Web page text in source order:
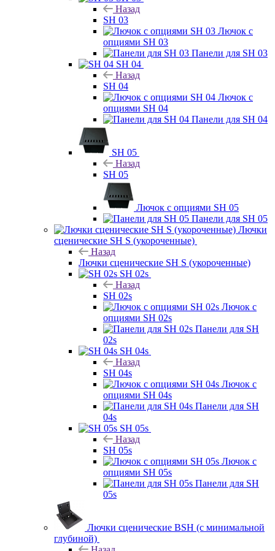
Назад
SH 03
Лючок с
опциями SH 03
Панели для SH 03
SH 04
Назад
SH 04
Лючок с
опциями SH 04
Панели для SH 04
SH 05
Назад
SH 05
Лючок с опциями SH 05
Панели для SH 05
Лючки
сценические SH S (укороченные)
Назад
Лючки сценические SH S (укороченные)
SH 02s
Назад
SH 02s
Лючок с
опциями SH 02s
Панели для SH
02s
SH 04s
Назад
SH 04s
Лючок с
опциями SH 04s
Панели для SH
04s
SH 05s
Назад
SH 05s
Лючок с
опциями SH 05s
Панели для SH
05s
Лючки сценические BSH (с минимальной
глубиной)